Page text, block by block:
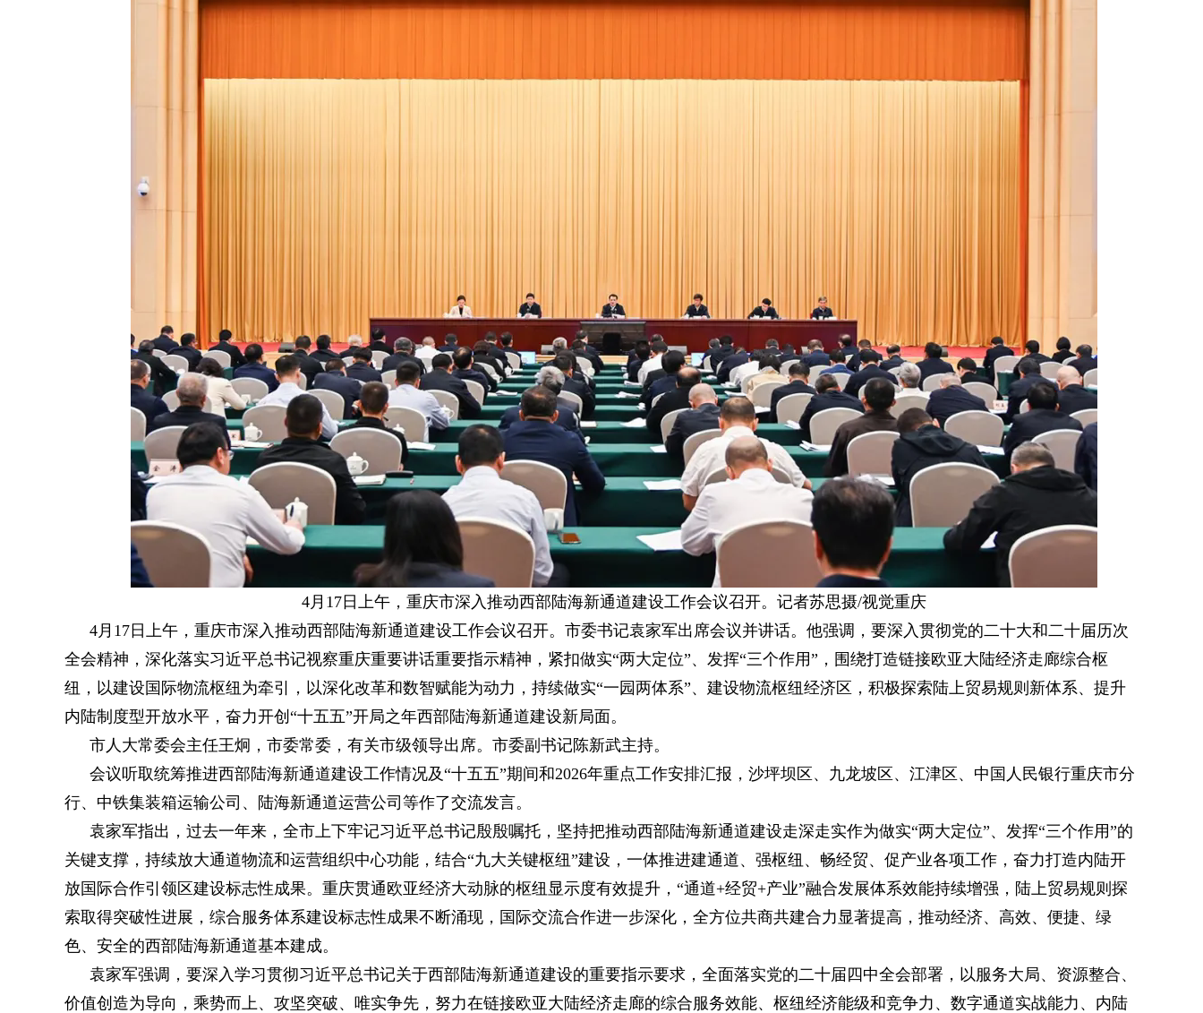
4月17日上午，重庆市深入推动西部陆海新通道建设工作会议召开。记者苏思摄/视觉重庆
4月17日上午，重庆市深入推动西部陆海新通道建设工作会议召开。市委书记袁家军出席会议并讲话。他强调，要深入贯彻党的二十大和二十届历次
全会精神，深化落实习近平总书记视察重庆重要讲话重要指示精神，紧扣做实“两大定位”、发挥“三个作用”，围绕打造链接欧亚大陆经济走廊综合枢
纽，以建设国际物流枢纽为牵引，以深化改革和数智赋能为动力，持续做实“一园两体系”、建设物流枢纽经济区，积极探索陆上贸易规则新体系、提升
内陆制度型开放水平，奋力开创“十五五”开局之年西部陆海新通道建设新局面。
市人大常委会主任王炯，市委常委，有关市级领导出席。市委副书记陈新武主持。
会议听取统筹推进西部陆海新通道建设工作情况及“十五五”期间和2026年重点工作安排汇报，沙坪坝区、九龙坡区、江津区、中国人民银行重庆市分
行、中铁集装箱运输公司、陆海新通道运营公司等作了交流发言。
袁家军指出，过去一年来，全市上下牢记习近平总书记殷殷嘱托，坚持把推动西部陆海新通道建设走深走实作为做实“两大定位”、发挥“三个作用”的
关键支撑，持续放大通道物流和运营组织中心功能，结合“九大关键枢纽”建设，一体推进建通道、强枢纽、畅经贸、促产业各项工作，奋力打造内陆开
放国际合作引领区建设标志性成果。重庆贯通欧亚经济大动脉的枢纽显示度有效提升，“通道+经贸+产业”融合发展体系效能持续增强，陆上贸易规则探
索取得突破性进展，综合服务体系建设标志性成果不断涌现，国际交流合作进一步深化，全方位共商共建合力显著提高，推动经济、高效、便捷、绿
色、安全的西部陆海新通道基本建成。
袁家军强调，要深入学习贯彻习近平总书记关于西部陆海新通道建设的重要指示要求，全面落实党的二十届四中全会部署，以服务大局、资源整合、
价值创造为导向，乘势而上、攻坚突破、唯实争先，努力在链接欧亚大陆经济走廊的综合服务效能、枢纽经济能级和竞争力、数字通道实战能力、内陆